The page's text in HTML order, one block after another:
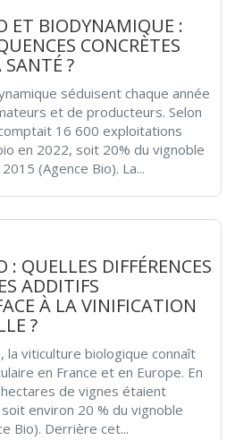
ET BIODYNAMIQUE :
CONCRÈTES
?
séduisent chaque année
et de producteurs. Selon
16 600 exploitations
en 2022, soit 20% du vignoble
(Agence Bio). La...
QUELLES DIFFÉRENCES
ADDITIFS
À LA VINIFICATION
?
la viticulture biologique connaît
en France et en Europe. En
de vignes étaient
environ 20 % du vignoble
Bio). Derrière cet...